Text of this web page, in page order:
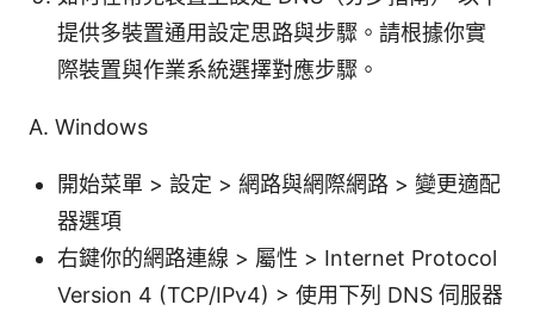
提供多裝置通用設定思路與步驟。請根據你實
際裝置與作業系統選擇對應步驟。
A. Windows
開始菜單 > 設定 > 網路與網際網路 > 變更適配
器選項
右鍵你的網路連線 > 屬性 > Internet Protocol
Version 4 (TCP/IPv4) > 使用下列 DNS 伺服器